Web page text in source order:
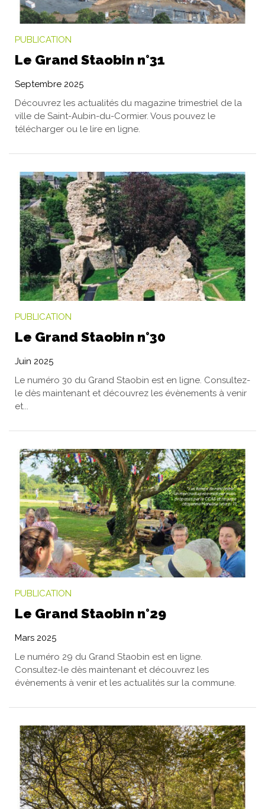
PUBLICATION
Le Grand Staobin n°31
Septembre 2025
Découvrez les actualités du magazine trimestriel de la
ville de Saint-Aubin-du-Cormier. Vous pouvez le
télécharger ou le lire en ligne.
PUBLICATION
Le Grand Staobin n°30
Juin 2025
Le numéro 30 du Grand Staobin est en ligne. Consultez-
le dès maintenant et découvrez les évènements à venir
et...
PUBLICATION
Le Grand Staobin n°29
Mars 2025
Le numéro 29 du Grand Staobin est en ligne.
Consultez-le dès maintenant et découvrez les
évènements à venir et les actualités sur la commune.